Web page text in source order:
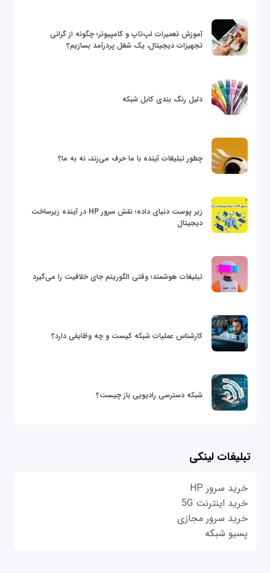
آموزش تعمیرات لپ‌تاپ و کامپیوتر؛ چگونه از گرانی
تجهیزات دیجیتال، یک شغل پردرآمد بسازیم؟
دلیل رنگ بندی کابل شبکه
چطور تبلیغات آینده با ما حرف می‌زند، نه به ما؟
زیر پوست دنیای داده؛ نقش سرور HP در آینده زیرساخت
دیجیتال
تبلیغات هوشمند؛ وقتی الگوریتم جای خلاقیت را می‌گیرد
کارشناس عملیات شبکه کیست و چه وظایفی دارد؟
شبکه دسترسی رادیویی باز چیست؟
تبلیغات لینکی
خرید سرور HP
خرید اینترنت 5G
خرید سرور مجازی
پسیو شبکه